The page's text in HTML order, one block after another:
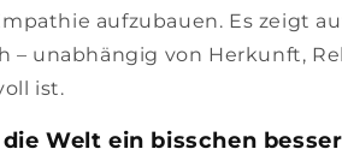
aufzubauen. Es zeigt
– unabhängig von Herkunft,
ist.
die Welt ein bisschen